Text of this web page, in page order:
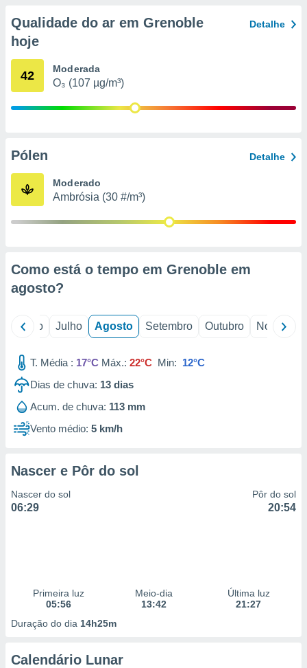
através
estudos
Qualidade do ar em Grenoble
hoje
Detalhe
42 Moderada
O₃ (107 µg/m³)
Pólen Detalhe
Moderado
Ambrósia (30 #/m³)
Como está o tempo em Grenoble em
agosto?
Junho Julho Agosto Setembro Outubro Novembro
T. Média : 17°C Máx.: 22°C Min: 12°C
Dias de chuva: 13 dias
Acum. de chuva: 113 mm
Vento médio: 5 km/h
Nascer e Pôr do sol
Nascer do sol
06:29
Pôr do sol
20:54
Primeira luz
05:56
Meio-dia
13:42
Última luz
21:27
Duração do dia 14h25m
Calendário Lunar